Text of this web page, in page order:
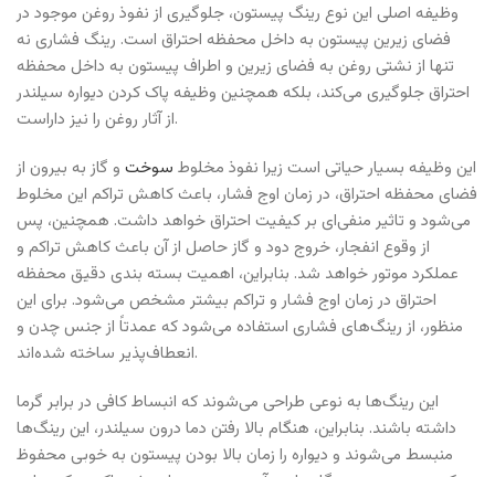
وظیفه اصلی این نوع رینگ پیستون، جلوگیری از نفوذ روغن موجود در
فضای زیرین پیستون به داخل محفظه احتراق است. رینگ فشاری نه
تنها از نشتی روغن به فضای زیرین و اطراف پیستون به داخل محفظه
احتراق جلوگیری می‌کند، بلکه همچنین وظیفه پاک کردن دیواره سیلندر
از آثار روغن را نیز داراست.
این وظیفه بسیار حیاتی است زیرا نفوذ مخلوط سوخت و گاز به بیرون از
فضای محفظه احتراق، در زمان اوج فشار، باعث کاهش تراکم این مخلوط
می‌شود و تاثیر منفی‌ای بر کیفیت احتراق خواهد داشت. همچنین، پس
از وقوع انفجار، خروج دود و گاز حاصل از آن باعث کاهش تراکم و
عملکرد موتور خواهد شد. بنابراین، اهمیت بسته بندی دقیق محفظه
احتراق در زمان اوج فشار و تراکم بیشتر مشخص می‌شود. برای این
منظور، از رینگ‌های فشاری استفاده می‌شود که عمدتاً از جنس چدن و
انعطاف‌پذیر ساخته شده‌اند.
این رینگ‌ها به نوعی طراحی می‌شوند که انبساط کافی در برابر گرما
داشته باشند. بنابراین، هنگام بالا رفتن دما درون سیلندر، این رینگ‌ها
منبسط می‌شوند و دیواره را زمان بالا بودن پیستون به خوبی محفوظ